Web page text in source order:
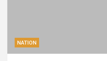
NATION